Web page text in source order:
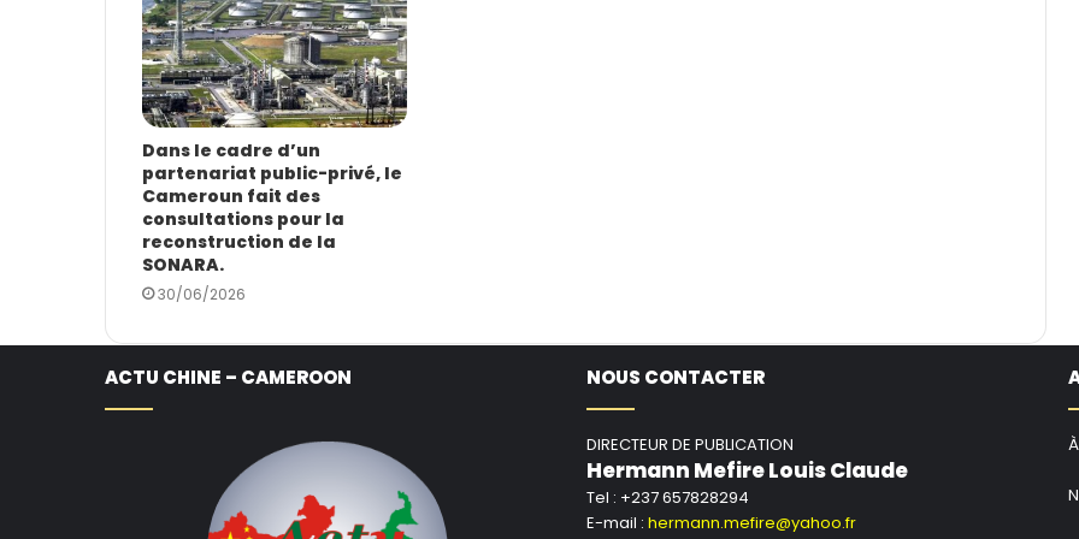
Dans le cadre d’un
partenariat public-privé, le
Cameroun fait des
consultations pour la
reconstruction de la
SONARA.
30/06/2026
ACTU CHINE – CAMEROON NOUS CONTACTER
DIRECTEUR DE PUBLICATION
Hermann Mefire Louis Claude
Tel : +237 657828294
E-mail : hermann.mefire@yahoo.fr